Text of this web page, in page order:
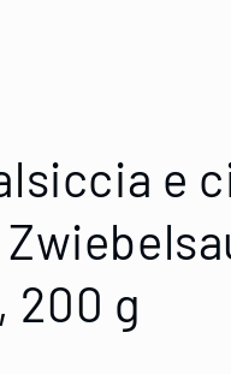
e
200 g